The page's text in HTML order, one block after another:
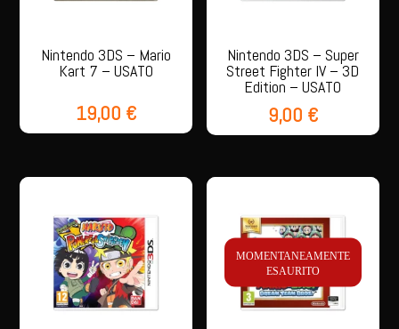
Nintendo 3DS – Mario
Kart 7 – USATO
19,00 €
Nintendo 3DS – Super
Street Fighter IV – 3D
Edition – USATO
9,00 €
MOMENTANEAMENTE
ESAURITO